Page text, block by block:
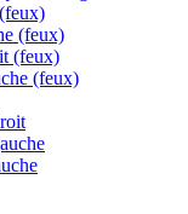
(feux)
(feux)
(feux)